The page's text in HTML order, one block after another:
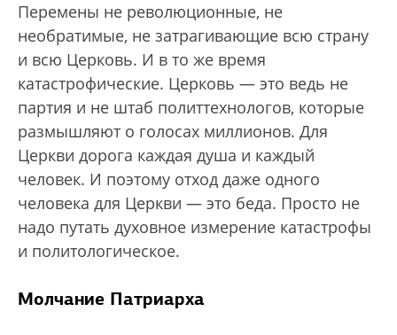
Перемены не революционные, не
необратимые, не затрагивающие всю страну
и всю Церковь. И в то же время
катастрофические. Церковь — это ведь не
партия и не штаб политтехнологов, которые
размышляют о голосах миллионов. Для
Церкви дорога каждая душа и каждый
человек. И поэтому отход даже одного
человека для Церкви — это беда. Просто не
надо путать духовное измерение катастрофы
и политологическое.
Молчание Патриарха